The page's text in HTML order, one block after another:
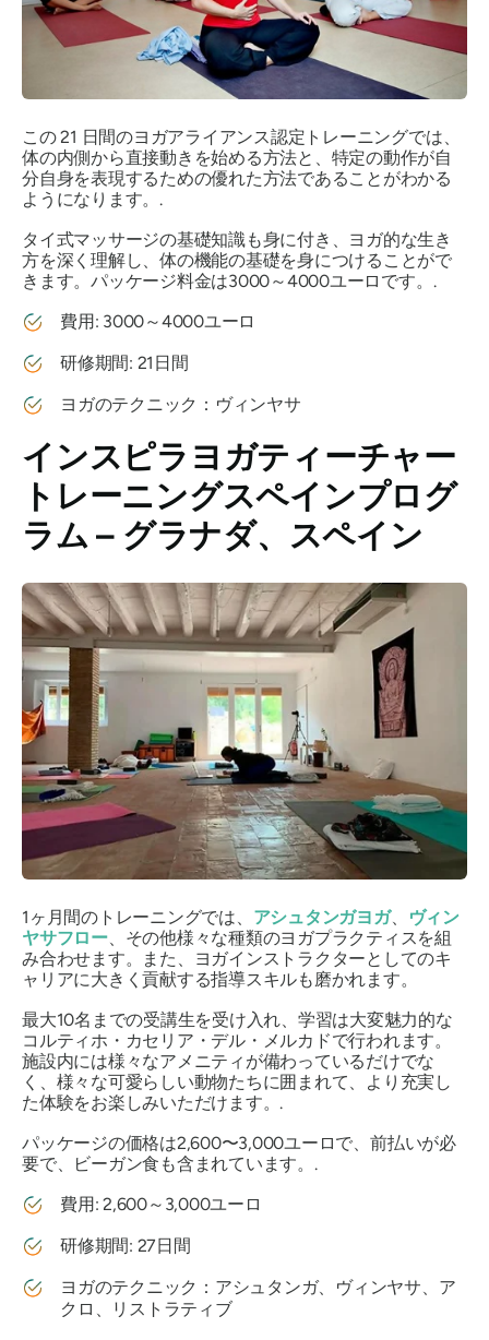
この 21 日間のヨガアライアンス認定トレーニングでは、
体の内側から直接動きを始める方法と、特定の動作が自
分自身を表現するための優れた方法であることがわかる
ようになります。.
タイ式マッサージの基礎知識も身に付き、ヨガ的な生き
方を深く理解し、体の機能の基礎を身につけることがで
きます。パッケージ料金は3000～4000ユーロです。.
費用: 3000～4000ユーロ
研修期間: 21日間
ヨガのテクニック：ヴィンヤサ
インスピラヨガティーチャー
トレーニングスペインプログ
ラム – グラナダ、スペイン
1ヶ月間のトレーニングでは、 アシュタンガヨガ、
ヴィン
ヤサフロー、その他様々な種類のヨガプラクティスを組
み合わせます。また、ヨガインストラクターとしてのキ
ャリアに大きく貢献する指導スキルも磨かれます。
最大10名までの受講生を受け入れ、学習は大変魅力的な
コルティホ・カセリア・デル・メルカドで行われます。
施設内には様々なアメニティが備わっているだけでな
く、様々な可愛らしい動物たちに囲まれて、より充実し
た体験をお楽しみいただけます。.
パッケージの価格は2,600〜3,000ユーロで、前払いが必
要で、ビーガン食も含まれています。.
費用: 2,600～3,000ユーロ
研修期間: 27日間
ヨガのテクニック：アシュタンガ、ヴィンヤサ、ア
クロ、リストラティブ